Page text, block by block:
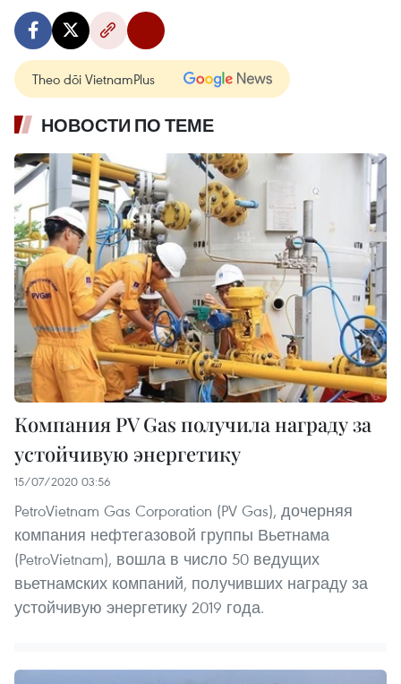
Theo dõi VietnamPlus
НОВОСТИ ПО ТЕМЕ
Компания PV Gas получила награду за
устойчивую энергетику
15/07/2020 03:56
PetroVietnam Gas Corporation (PV Gas), дочерняя
компания нефтегазовой группы Вьетнама
(PetroVietnam), вошла в число 50 ведущих
вьетнамских компаний, получивших награду за
устойчивую энергетику 2019 года.